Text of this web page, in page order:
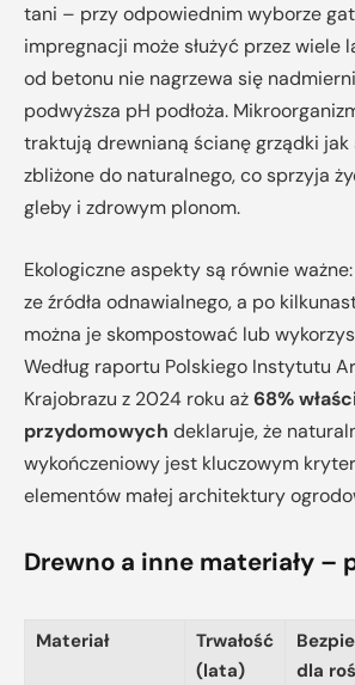
tani – przy odpowiednim wyborze
impregnacji może służyć przez wiele
od betonu nie nagrzewa się
podwyższa pH podłoża.
traktują drewnianą ścianę grządki jak
zbliżone do naturalnego, co sprzyja
gleby i zdrowym plonom.
Ekologiczne aspekty są równie
ze źródła odnawialnego, a po
można je skompostować lub
Według raportu Polskiego Instytutu
Krajobrazu z 2024 roku aż68%
przydomowych deklaruje, że
wykończeniowy jest kluczowym
elementów małej architektury
Drewno a inne materiały –
Materiał
Trwałość
(lata)
dla